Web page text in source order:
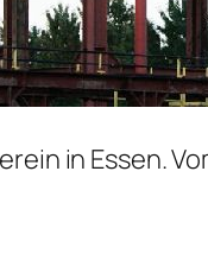
in Essen.